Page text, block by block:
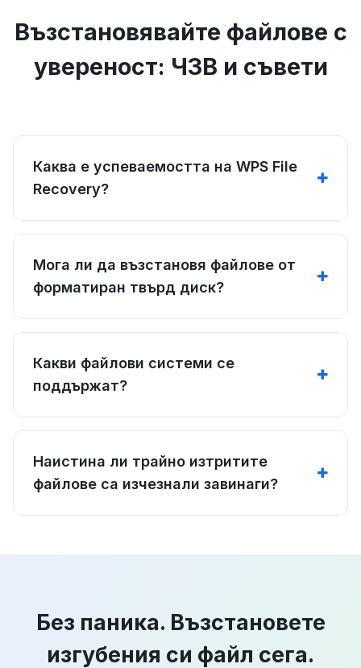
Възстановявайте файлове с
увереност: ЧЗВ и съвети
Каква е успеваемостта на WPS File
Recovery?
Мога ли да възстановя файлове от
форматиран твърд диск?
Какви файлови системи се
поддържат?
Наистина ли трайно изтритите
файлове са изчезнали завинаги?
Без паника. Възстановете
изгубения си файл сега.